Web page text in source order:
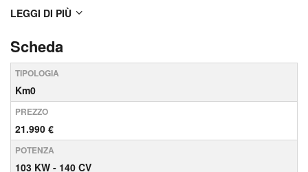
Sistema di chiamata d'emergenza, USB,
LED, Cerchi in lega, Chiusura centralizzata,
Bluetooth, Bra...
LEGGI DI PIÙ
Scheda
TIPOLOGIA
Km0
PREZZO
21.990 €
POTENZA
103 KW - 140 CV